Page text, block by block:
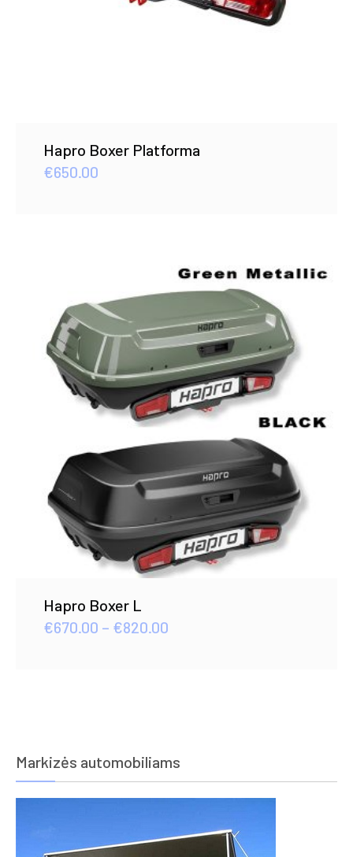
Hapro Boxer Platforma
€650.00
Hapro Boxer L
€670.00 – €820.00
Markizės automobiliams